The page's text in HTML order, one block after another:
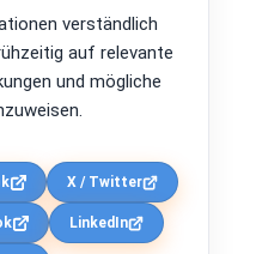
verständlich
auf relevante
und mögliche
X / Twitter
LinkedIn